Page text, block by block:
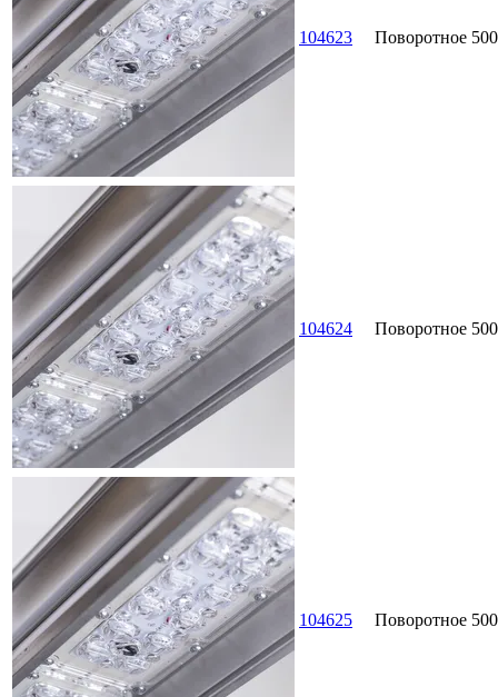
104623 Поворотное
104624 Поворотное
104625 Поворотное